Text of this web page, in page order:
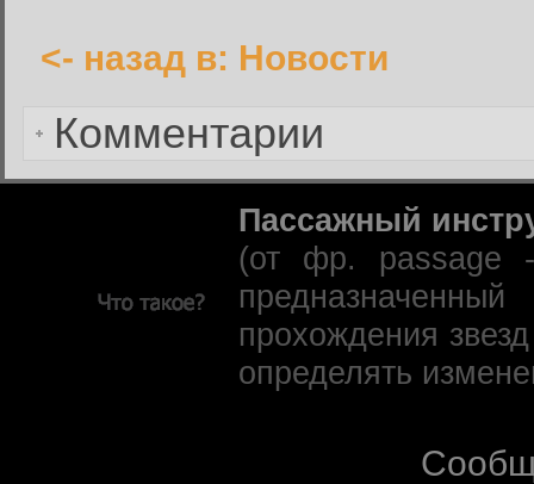
<- назад в: Новости
Комментарии
Вернуться к форме входа в
Пассажный
(от фр. passage -
прохождения
определять